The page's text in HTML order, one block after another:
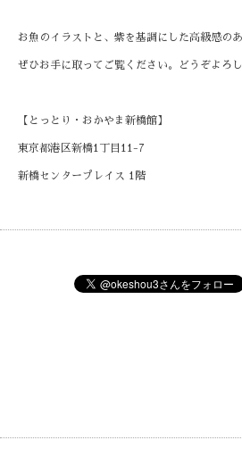
お魚のイラストと、紫を基調にした高級感の
ぜひお手に取ってご覧ください。どうぞよろ
【とっとり・おかやま新橋館】
東京都港区新橋1丁目11-7
新橋センタープレイス 1階